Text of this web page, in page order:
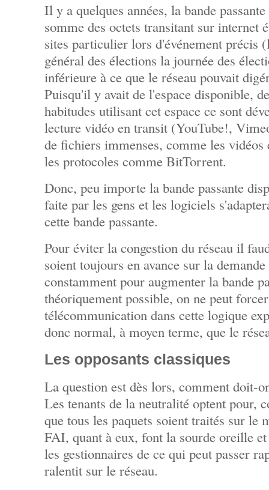
Il y a quelques années, la bande
somme des octets transitant sur internet
sites particulier lors d'événement précis
général des élections la journée des
inférieure à ce que le réseau pouvait
Puisqu'il y avait de l'espace disponible,
habitudes utilisant cet espace ce sont
lecture vidéo en transit (YouTube!,
de fichiers immenses, comme les
les protocoles comme BitTorrent.
Donc, peu importe la bande passante
faite par les gens et les logiciels
cette bande passante.
Pour éviter la congestion du réseau il
soient toujours en avance sur la
constamment pour augmenter la bande
théoriquement possible, on ne peut
télécommunication dans cette logique
donc normal, à moyen terme, que le
Les opposants classiques
La question est dès lors, comment doit-
Les tenants de la neutralité optent pour,
que tous les paquets soient traités sur le
FAI, quant à eux, font la sourde oreille
les gestionnaires de ce qui peut passer
ralentit sur le réseau.